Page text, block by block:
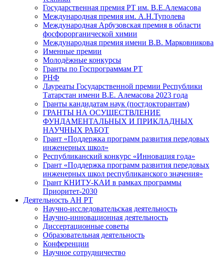
Государственная премия РТ им. В.Е.Алемасова
Международная премия им. А.Н.Туполева
Международная Арбузовская премия в области
фосфорорганической химии
Международная премия имени В.В. Марковникова
Именные премии
Молодёжные конкурсы
Гранты по Госпрограммам РТ
РНФ
Лауреаты Государственной премии Республики
Татарстан имени В.Е. Алемасова 2023 года
Гранты кандидатам наук (постдокторантам)
ГРАНТЫ НА ОСУЩЕСТВЛЕНИЕ
ФУНДАМЕНТАЛЬНЫХ И ПРИКЛАДНЫХ
НАУЧНЫХ РАБОТ
Грант «Поддержка программ развития передовых
инженерных школ»
Республиканский конкурс «Инновация года»
Грант «Поддержка программ развития передовых
инженерных школ республиканского значения»
Грант КНИТУ-КАИ в рамках программы
Приоритет-2030
Деятельность АН РТ
Научно-исследовательская деятельность
Научно-инновационная деятельность
Диссертационные советы
Образовательная деятельность
Конференции
Научное сотрудничество